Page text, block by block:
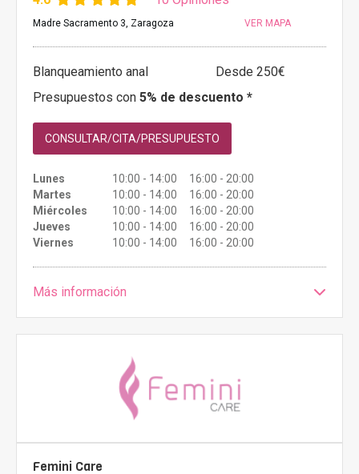
Madre Sacramento 3, Zaragoza VER MAPA
Blanqueamiento anal
Desde 250€
Presupuestos con 5% de descuento *
CONSULTAR/CITA/PRESUPUESTO
Lunes
10:00 - 14:00 16:00 - 20:00
Martes
10:00 - 14:00 16:00 - 20:00
Miércoles
10:00 - 14:00 16:00 - 20:00
Jueves
10:00 - 14:00 16:00 - 20:00
Viernes
10:00 - 14:00 16:00 - 20:00
Más información
Femini Care